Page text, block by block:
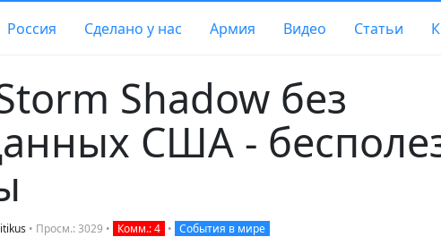
Россия Сделано у нас Армия Видео Статьи К
Shadow без
США -
• Просм.: 3029 • Комм.: 4 • События в мире